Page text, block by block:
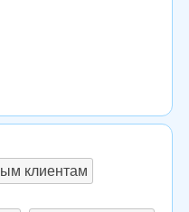
клиентам